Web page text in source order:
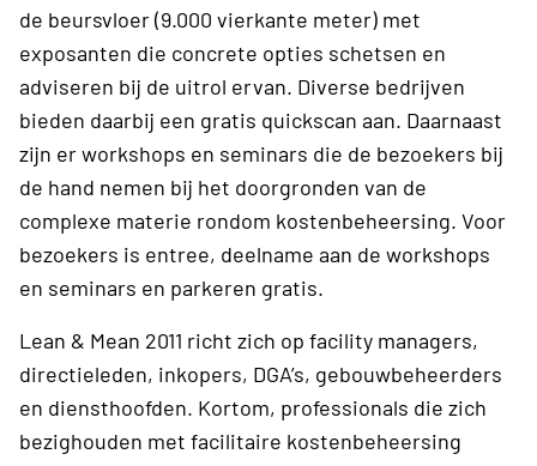
de beursvloer (9.000 vierkante meter) met
exposanten die concrete opties schetsen en
adviseren bij de uitrol ervan. Diverse bedrijven
bieden daarbij een gratis quickscan aan. Daarnaast
zijn er workshops en seminars die de bezoekers bij
de hand nemen bij het doorgronden van de
complexe materie rondom kostenbeheersing. Voor
bezoekers is entree, deelname aan de workshops
en seminars en parkeren gratis.
Lean & Mean 2011 richt zich op facility managers,
directieleden, inkopers, DGA’s, gebouwbeheerders
en diensthoofden. Kortom, professionals die zich
bezighouden met facilitaire kostenbeheersing